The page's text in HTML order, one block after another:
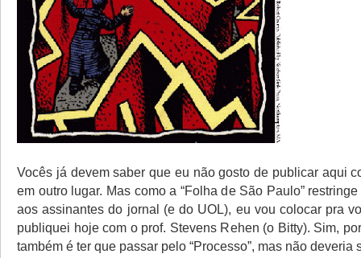
Vocês já devem saber que eu não gosto de publicar aqui
em outro lugar. Mas como a “Folha de São Paulo”
aos assinantes do jornal (e do UOL), eu vou colocar pra
publiquei hoje com o prof. Stevens Rehen (o Bitty). Sim,
também é ter que passar pelo “Processo”, mas não deveria